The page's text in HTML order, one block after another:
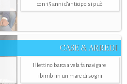
con 15 anni d'anticipo si può
CASE & ARREDI
Il lettino barca a vela fa navigare
i bimbi in un mare di sogni